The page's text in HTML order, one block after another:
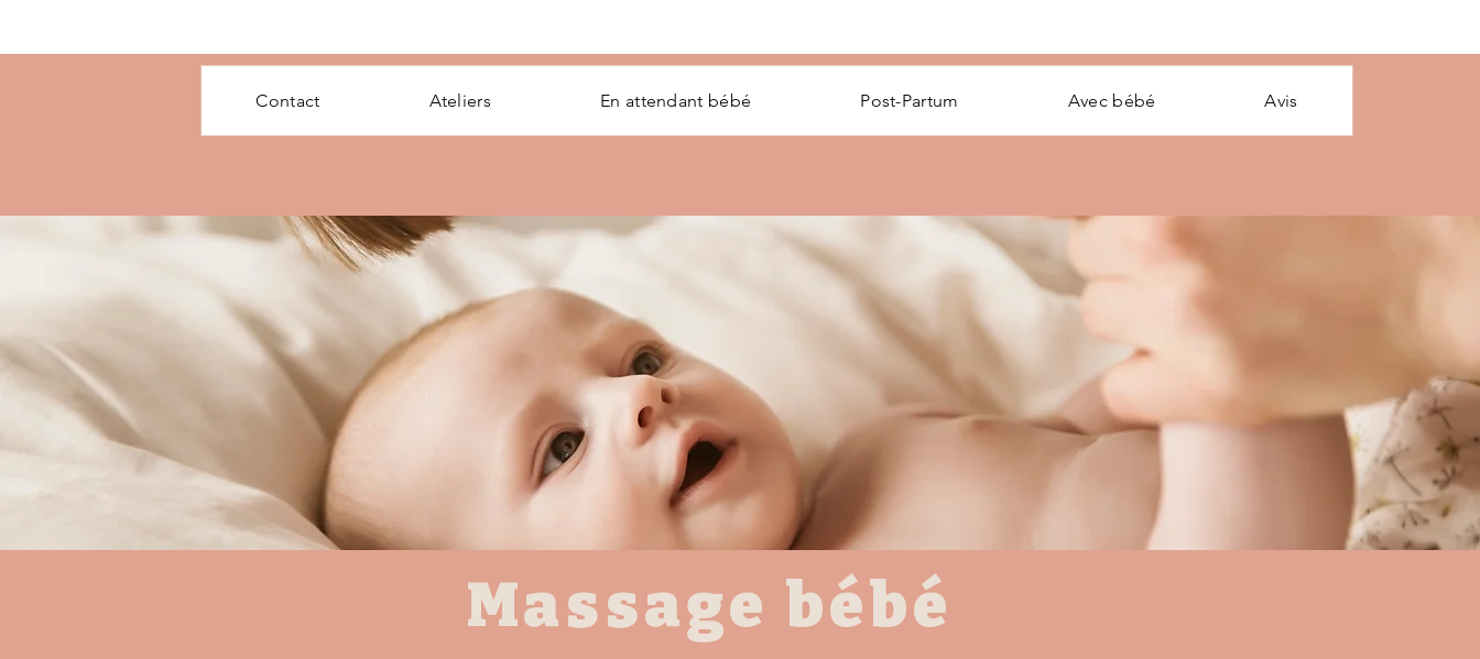
Contact Ateliers En attendant bébé Post-Partum Avec bébé Avis
Massage bébé